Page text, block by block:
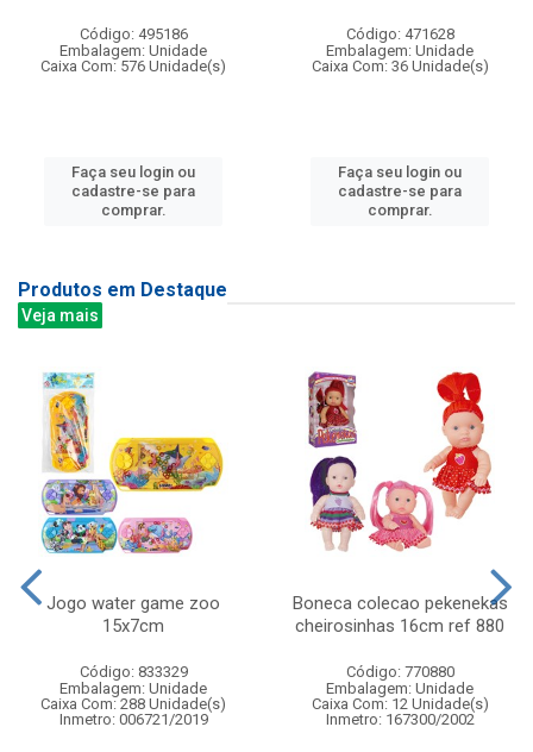
Código: 495186
Embalagem: Unidade
Caixa Com: 576 Unidade(s)
Faça seu login ou
cadastre-se para
comprar.
Código: 471628
Embalagem: Unidade
Caixa Com: 36 Unidade(s)
Faça seu login ou
cadastre-se para
comprar.
Produtos em Destaque
Veja mais
Jogo water game zoo
15x7cm
Código: 833329
Embalagem: Unidade
Caixa Com: 288 Unidade(s)
Inmetro: 006721/2019
Boneca colecao pekenekas
cheirosinhas 16cm ref 880
Código: 770880
Embalagem: Unidade
Caixa Com: 12 Unidade(s)
Inmetro: 167300/2002